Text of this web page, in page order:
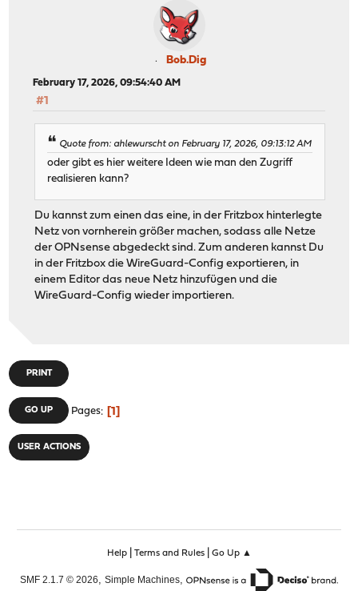
Bob.Dig
February 17, 2026, 09:54:40 AM
#1
Quote from: ahlewurscht on February 17, 2026, 09:13:12 AM
oder gibt es hier weitere Ideen wie man den Zugriff
realisieren kann?
Du kannst zum einen das eine, in der Fritzbox hinterlegte
Netz von vornherein größer machen, sodass alle Netze
der OPNsense abgedeckt sind. Zum anderen kannst Du
in der Fritzbox die WireGuard-Config exportieren, in
einem Editor das neue Netz hinzufügen und die
WireGuard-Config wieder importieren.
PRINT
GO UP Pages 1
USER ACTIONS
Help| Terms and Rules| Go Up ▲
SMF 2.1.7 © 2026, Simple Machines,